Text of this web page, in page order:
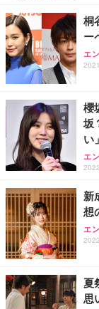
務
ッ
ス
【
グ
ア
ュ
桐
ー
エ
櫻
坂
い」
エ
新
想
エ
夏
思